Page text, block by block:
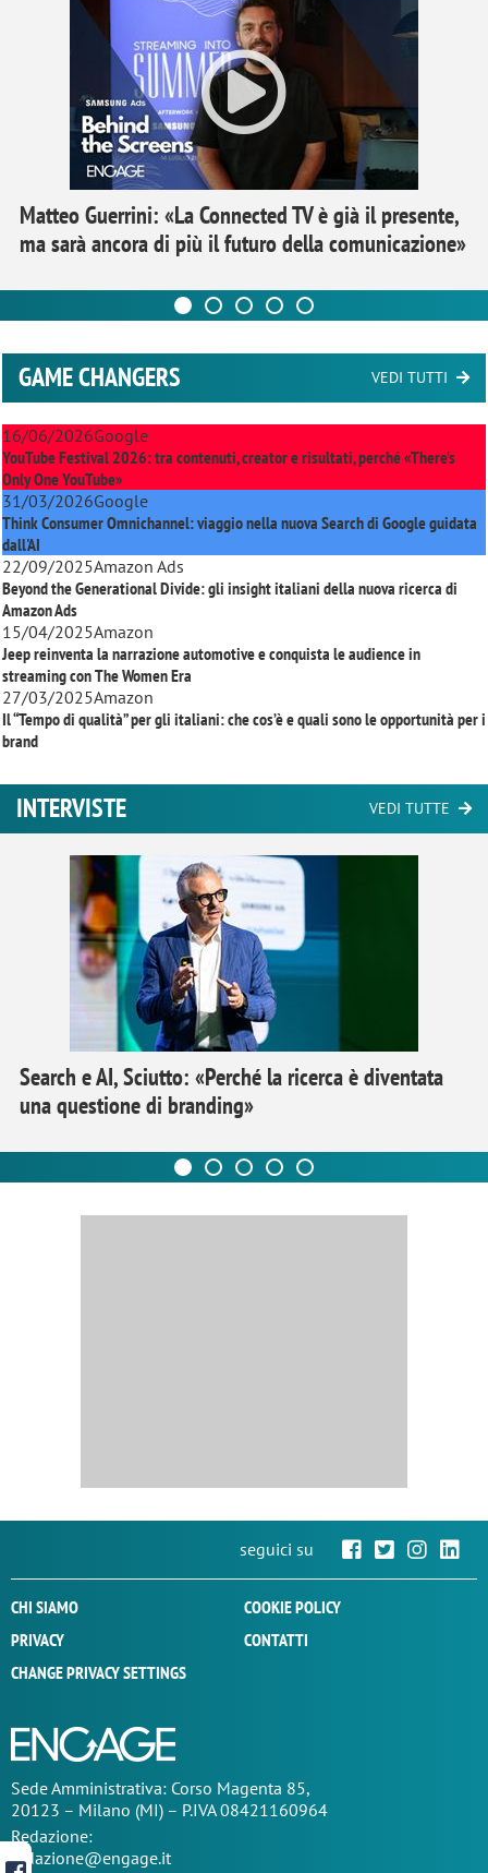
Matteo Guerrini: «La Connected TV è già il presente,
ma sarà ancora di più il futuro della comunicazione»
GAME CHANGERS VEDI TUTTI
16/06/2026Google
YouTube Festival 2026: tra contenuti, creator e risultati, perché «There’s
Only One YouTube»
31/03/2026Google
Think Consumer Omnichannel: viaggio nella nuova Search di Google guidata
dall'AI
22/09/2025Amazon Ads
Beyond the Generational Divide: gli insight italiani della nuova ricerca di
Amazon Ads
15/04/2025Amazon
Jeep reinventa la narrazione automotive e conquista le audience in
streaming conThe Women Era
27/03/2025Amazon
Il “Tempo di qualità” per gli italiani: che cos’è e quali sono le opportunità per i
brand
INTERVISTE VEDI TUTTE
Search e AI, Sciutto: «Perché la ricerca è diventata
una questione di branding»
seguici su
CHI SIAMO
COOKIE POLICY
PRIVACY
CONTATTI
CHANGE PRIVACY SETTINGS
SedeAmministrativa: Corso Magenta 85,
20123 – Milano (MI) – P.IVA 08421160964
Redazione:
redazione@engage.it